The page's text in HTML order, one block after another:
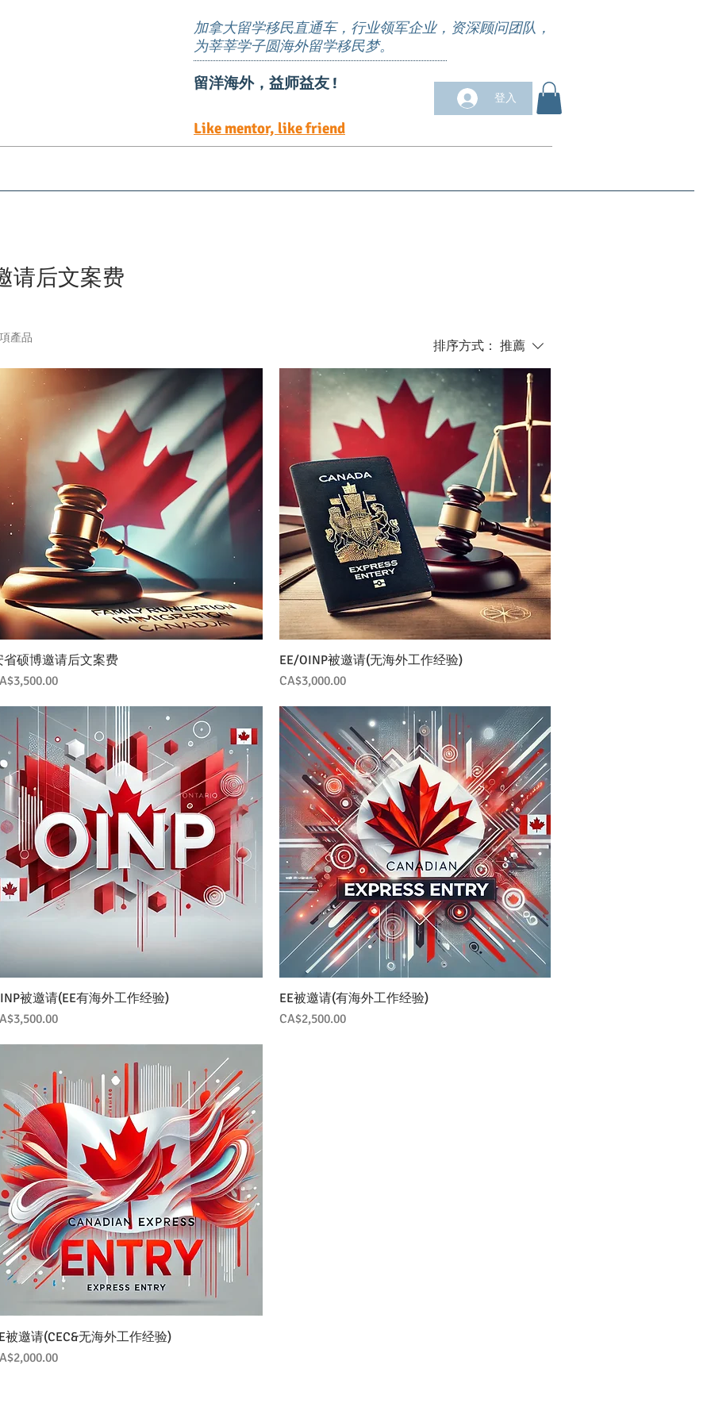
加拿大留学移民直通车，行业领军企业，资深顾问团队，
为莘莘学子圆海外留学移民梦。
登入
留洋海外，益师益友 !
Like mentor, like friend
请后文案费
產品
排序方式： 推薦
省硕博邀请后文案费
格
EE/OINP被邀请(无海外工作经验)
價格
CA$3,000.00
被邀请(EE有海外工作经验)
格
EE被邀请(有海外工作经验)
價格
CA$2,500.00
被邀请(CEC&无海外工作经验)
格